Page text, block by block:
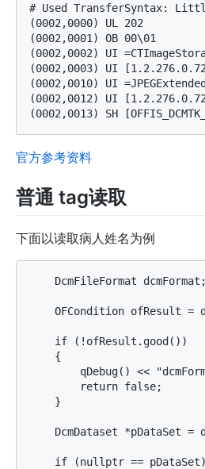
# Used TransferSyntax:
(0002,0000) UL 202
(0002,0001) OB 00\01
(0002,0002) UI
(0002,0003) UI
(0002,0010) UI
(0002,0012) UI
官方参考资料
普通 tag读取
下面以读取病人姓名为例
    DcmFileFormat dcmFormat;
OFCondition ofResult =
    if (!ofResult.good())
    {
qDebug() <<
        return false;
    }
DcmDataset *pDataSet =
    if (nullptr == pDataSet)